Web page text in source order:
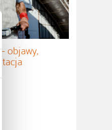
objawy,